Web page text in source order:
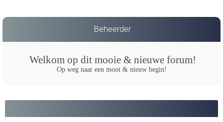
Beheerder
Welkom op dit mooie & nieuwe forum!
Op weg naar een mooi & nieuw begin!